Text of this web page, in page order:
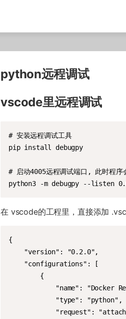
python远程调试
vscode里远程调试
# 安装远程调试工具
pip install debugpy
# 启动4005远程调试端口, 此时程序
python3 -m debugpy --
在 vscode的工程里，直接添加
{
    "version": "0.2.0",
    "configurations": [
        {
"name": "Docker
            "type": "python",
"request":